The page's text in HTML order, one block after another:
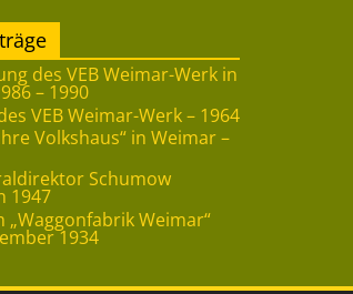
des VEB Weimar-Werk in
– 1990
VEB Weimar-Werk – 1964
Volkshaus“ in Weimar –
Schumow
1947
„Waggonfabrik Weimar“
1934